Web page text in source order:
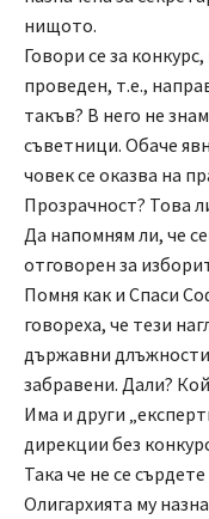
нищото.
Говори се за
проведен, т.е.,
такъв? В него не
съветници. Обаче
човек се оказва на
Прозрачност? Това
Да напомням ли, че
отговорен за
Помня как и Спаси
говореха, че тези
държавни
забравени. Дали?
Има и други
дирекции без
Така че не се
Олигархията му